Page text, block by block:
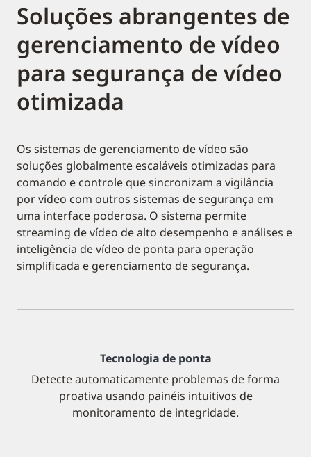
Soluções abrangentes de
gerenciamento de vídeo
para segurança de vídeo
otimizada
Os sistemas de gerenciamento de vídeo são
soluções globalmente escaláveis otimizadas para
comando e controle que sincronizam a vigilância
por vídeo com outros sistemas de segurança em
uma interface poderosa. O sistema permite
streaming de vídeo de alto desempenho e análises e
inteligência de vídeo de ponta para operação
simplificada e gerenciamento de segurança.
Tecnologia de ponta
Detecte automaticamente problemas de forma
proativa usando painéis intuitivos de
monitoramento de integridade.